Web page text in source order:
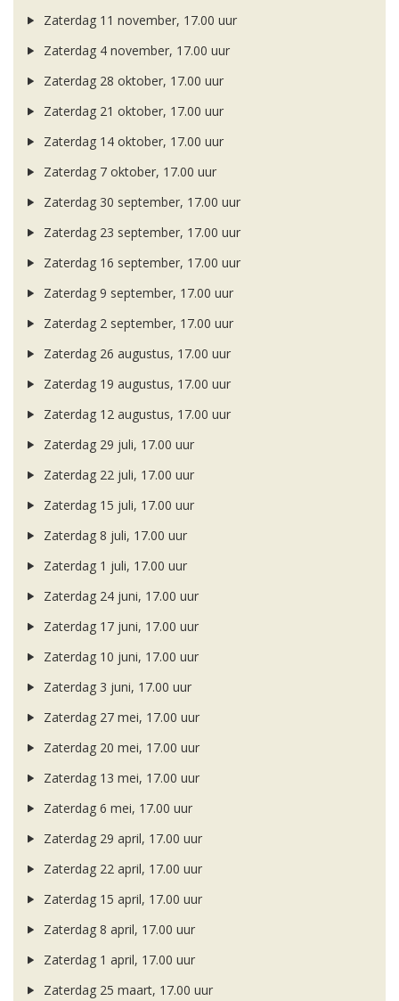
Zaterdag 11 november, 17.00 uur
Zaterdag 4 november, 17.00 uur
Zaterdag 28 oktober, 17.00 uur
Zaterdag 21 oktober, 17.00 uur
Zaterdag 14 oktober, 17.00 uur
Zaterdag 7 oktober, 17.00 uur
Zaterdag 30 september, 17.00 uur
Zaterdag 23 september, 17.00 uur
Zaterdag 16 september, 17.00 uur
Zaterdag 9 september, 17.00 uur
Zaterdag 2 september, 17.00 uur
Zaterdag 26 augustus, 17.00 uur
Zaterdag 19 augustus, 17.00 uur
Zaterdag 12 augustus, 17.00 uur
Zaterdag 29 juli, 17.00 uur
Zaterdag 22 juli, 17.00 uur
Zaterdag 15 juli, 17.00 uur
Zaterdag 8 juli, 17.00 uur
Zaterdag 1 juli, 17.00 uur
Zaterdag 24 juni, 17.00 uur
Zaterdag 17 juni, 17.00 uur
Zaterdag 10 juni, 17.00 uur
Zaterdag 3 juni, 17.00 uur
Zaterdag 27 mei, 17.00 uur
Zaterdag 20 mei, 17.00 uur
Zaterdag 13 mei, 17.00 uur
Zaterdag 6 mei, 17.00 uur
Zaterdag 29 april, 17.00 uur
Zaterdag 22 april, 17.00 uur
Zaterdag 15 april, 17.00 uur
Zaterdag 8 april, 17.00 uur
Zaterdag 1 april, 17.00 uur
Zaterdag 25 maart, 17.00 uur